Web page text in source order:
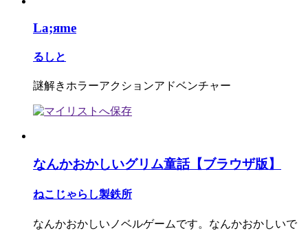
La;яme
るしと
謎解きホラーアクションアドベンチャー
なんかおかしいグリム童話【ブラウザ版】
ねこじゃらし製鉄所
なんかおかしいノベルゲームです。なんかおかしいで